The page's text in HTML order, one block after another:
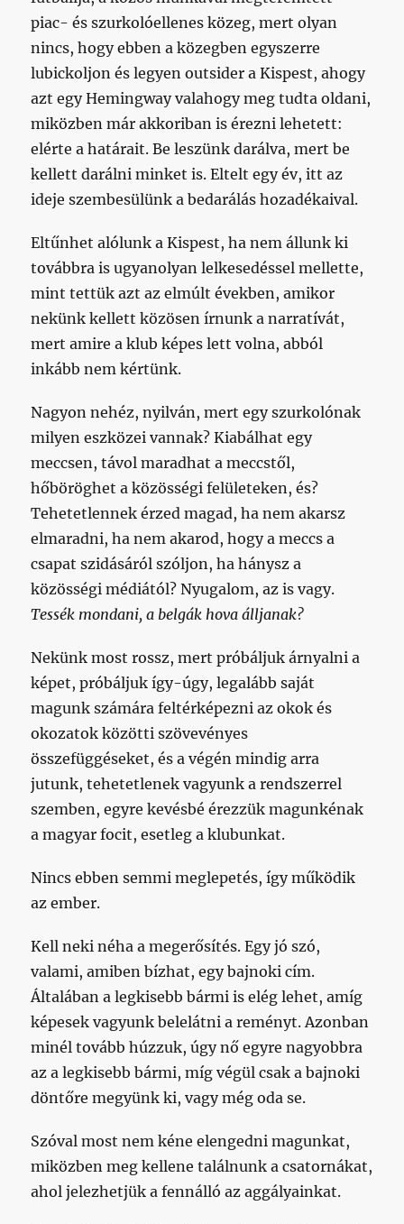
piac- és szurkolóellenes közeg, mert olyan
nincs, hogy ebben a közegben egyszerre
lubickoljon és legyen outsider a Kispest, ahogy
azt egy Hemingway valahogy meg tudta oldani,
miközben már akkoriban is érezni lehetett:
elérte a határait. Be leszünk darálva, mert be
kellett darálni minket is. Eltelt egy év, itt az
ideje szembesülünk a bedarálás hozadékaival.
Eltűnhet alólunk a Kispest, ha nem állunk ki
továbbra is ugyanolyan lelkesedéssel mellette,
mint tettük azt az elmúlt években, amikor
nekünk kellett közösen írnunk a narratívát,
mert amire a klub képes lett volna, abból
inkább nem kértünk.
Nagyon nehéz, nyilván, mert egy szurkolónak
milyen eszközei vannak? Kiabálhat egy
meccsen, távol maradhat a meccstől,
hőböröghet a közösségi felületeken, és?
Tehetetlennek érzed magad, ha nem akarsz
elmaradni, ha nem akarod, hogy a meccs a
csapat szidásáról szóljon, ha hánysz a
közösségi médiától? Nyugalom, az is vagy.
Tessék mondani, a belgák hova álljanak?
Nekünk most rossz, mert próbáljuk árnyalni a
képet, próbáljuk így-úgy, legalább saját
magunk számára feltérképezni az okok és
okozatok közötti szövevényes
összefüggéseket, és a végén mindig arra
jutunk, tehetetlenek vagyunk a rendszerrel
szemben, egyre kevésbé érezzük magunkénak
a magyar focit, esetleg a klubunkat.
Nincs ebben semmi meglepetés, így működik
az ember.
Kell neki néha a megerősítés. Egy jó szó,
valami, amiben bízhat, egy bajnoki cím.
Általában a legkisebb bármi is elég lehet, amíg
képesek vagyunk belelátni a reményt. Azonban
minél tovább húzzuk, úgy nő egyre nagyobbra
az a legkisebb bármi, míg végül csak a bajnoki
döntőre megyünk ki, vagy még oda se.
Szóval most nem kéne elengedni magunkat,
miközben meg kellene találnunk a csatornákat,
ahol jelezhetjük a fennálló az aggályainkat.